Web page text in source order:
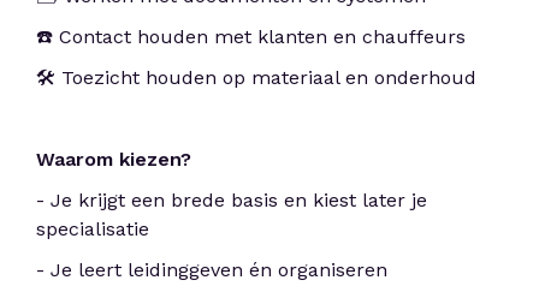
☎️ Contact houden met klanten en chauffeurs
🛠️ Toezicht houden op materiaal en onderhoud
Waarom kiezen?
- Je krijgt een brede basis en kiest later je
specialisatie
- Je leert leidinggeven én organiseren